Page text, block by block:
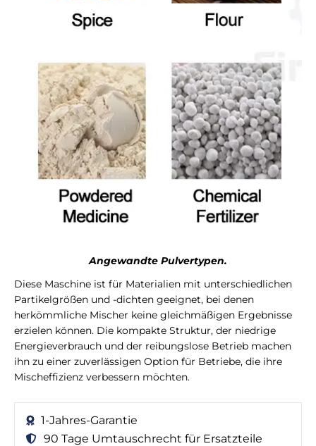
Angewandte Pulvertypen.
Diese Maschine ist für Materialien mit unterschiedlichen
Partikelgrößen und -dichten geeignet, bei denen
herkömmliche Mischer keine gleichmäßigen Ergebnisse
erzielen können. Die kompakte Struktur, der niedrige
Energieverbrauch und der reibungslose Betrieb machen
ihn zu einer zuverlässigen Option für Betriebe, die ihre
Mischeffizienz verbessern möchten.
1-Jahres-Garantie
90 Tage Umtauschrecht für Ersatzteile